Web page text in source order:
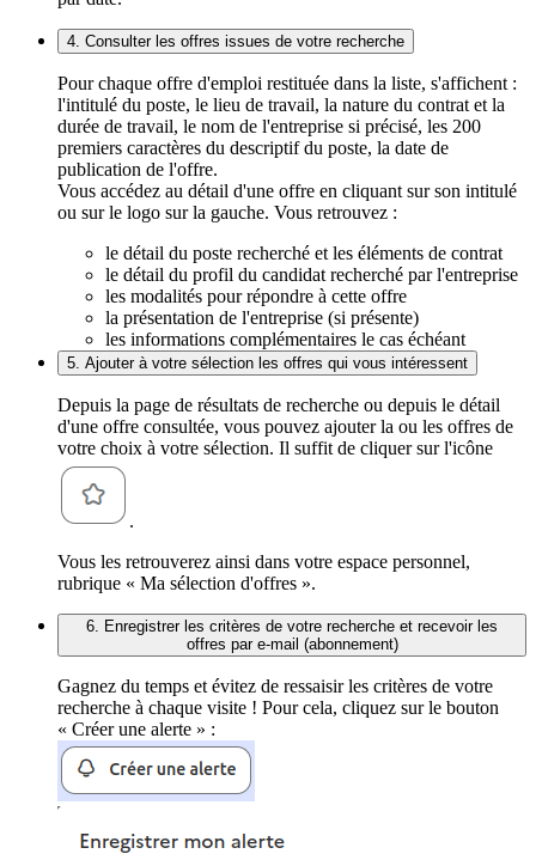
4. Consulter les offres issues de votre recherche
Pour chaque offre d'emploi restituée dans la liste, s'affichent :
l'intitulé du poste, le lieu de travail, la nature du contrat et la
durée de travail, le nom de l'entreprise si précisé, les 200
premiers caractères du descriptif du poste, la date de
publication de l'offre.
Vous accédez au détail d'une offre en cliquant sur son intitulé
ou sur le logo sur la gauche. Vous retrouvez :
le détail du poste recherché et les éléments de contrat
le détail du profil du candidat recherché par l'entreprise
les modalités pour répondre à cette offre
la présentation de l'entreprise (si présente)
les informations complémentaires le cas échéant
5. Ajouter à votre sélection les offres qui vous intéressent
Depuis la page de résultats de recherche ou depuis le détail
d'une offre consultée, vous pouvez ajouter la ou les offres de
votre choix à votre sélection. Il suffit de cliquer sur l'icône
.
Vous les retrouverez ainsi dans votre espace personnel,
rubrique « Ma sélection d'offres ».
6. Enregistrer les critères de votre recherche et recevoir les
offres par e-mail (abonnement)
Gagnez du temps et évitez de ressaisir les critères de votre
recherche à chaque visite ! Pour cela, cliquez sur le bouton
« Créer une alerte » :